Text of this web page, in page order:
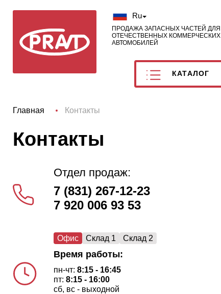
Ru
ПРОДАЖА ЗАПАСНЫХ ЧАСТЕЙ ДЛЯ
ОТЕЧЕСТВЕННЫХ КОММЕРЧЕСКИХ
АВТОМОБИЛЕЙ
КАТАЛОГ
Главная Контакты
Контакты
Отдел продаж:
7 (831) 267-12-23
7 920 006 93 53
Офис Склад 1 Склад 2
Время работы:
пн-чт: 8:15 - 16:45
пт: 8:15 - 16:00
сб, вс - выходной